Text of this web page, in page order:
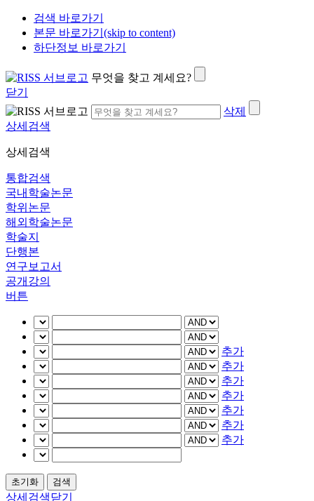
검색 바로가기
본문 바로가기(skip to content)
하단정보 바로가기
무엇을 찾고 계세요?
닫기
삭제
상세검색
상세검색
통합검색
국내학술논문
학위논문
해외학술논문
학술지
단행본
연구보고서
공개강의
버튼
추가
추가
추가
추가
추가
추가
추가
상세검색닫기